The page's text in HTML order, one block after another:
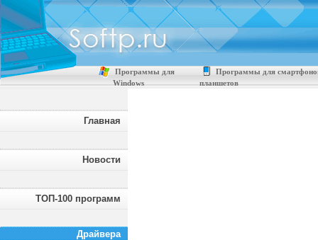
Программы для
Windows
Программы для
планшетов
Главная
Новости
ТОП-100 программ
Драйвера